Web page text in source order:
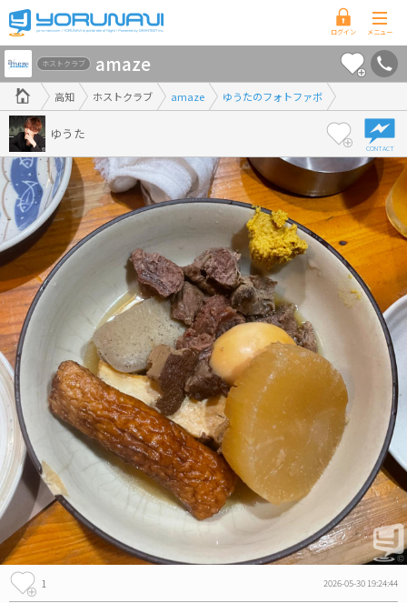
高
知
県
版
高知 ホストクラブ amaze ゆうたのフォトファボ
ホストクラブ amaze
ゆうた
1 2026-05-30 19:24:44